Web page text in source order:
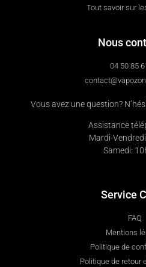
Tout savoir sur
Nous
04 50 85
Vous avez une question?
Assistance
Mardi-
Samedi:
Service
FAQ
Mentions
Politique de
Politique de retour